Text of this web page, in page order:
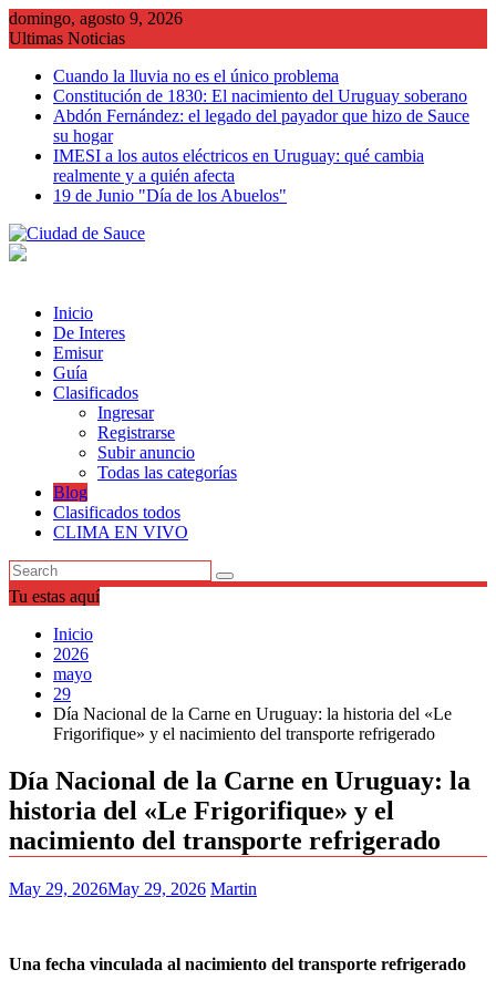
Saltar
al
domingo, agosto 9, 2026
Ultimas Noticias
Cuando la lluvia no es el único problema
Constitución de 1830: El nacimiento del Uruguay soberano
Abdón Fernández: el legado del payador que hizo de Sauce
su hogar
IMESI a los autos eléctricos en Uruguay: qué cambia
realmente y a quién afecta
19 de Junio "Día de los Abuelos"
Inicio
De Interes
Emisur
Guía
Clasificados
Ingresar
Registrarse
Subir anuncio
Todas las categorías
Blog
Clasificados todos
CLIMA EN VIVO
Tu estas aquí
Inicio
2026
mayo
29
Día Nacional de la Carne en Uruguay: la historia del «Le
Frigorifique» y el nacimiento del transporte refrigerado
Día Nacional de la Carne en Uruguay: la
historia del «Le Frigorifique» y el
nacimiento del transporte refrigerado
May 29, 2026May 29, 2026 Martin
Una fecha vinculada al nacimiento del transporte refrigerado